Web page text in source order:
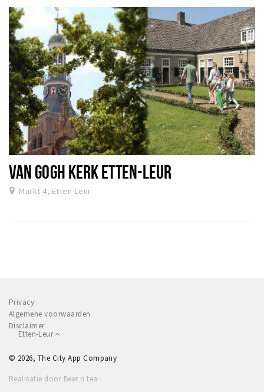
VAN GOGH KERK ETTEN-LEUR
Markt 4, Etten-Leur
Privacy
Algemene voorwaarden
Disclaimer
Etten-Leur
© 2026, The City App Company
Realisatie door Beer n tea